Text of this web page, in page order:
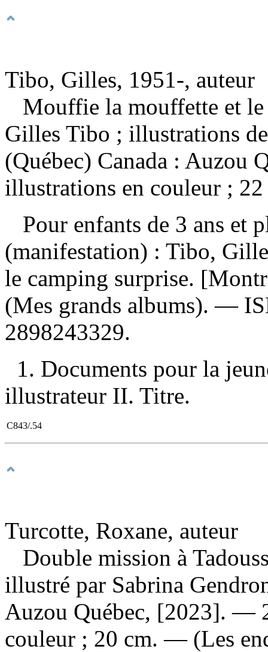
Tibo, Gilles, 1951-, auteur
Mouffie la mouffette et
Gilles Tibo ; illustrations
(Québec) Canada : Auzou
illustrations en couleur ;
Pour enfants de 3 ans et
(manifestation) : Tibo,
le camping surprise.
(Mes grands albums). —
2898243329.
1. Documents pour la
illustrateur II. Titre.
C843/.54
Turcotte, Roxane, auteur
Double mission à
illustré par Sabrina
Auzou Québec, [2023]. —
couleur ; 20 cm. — (Les